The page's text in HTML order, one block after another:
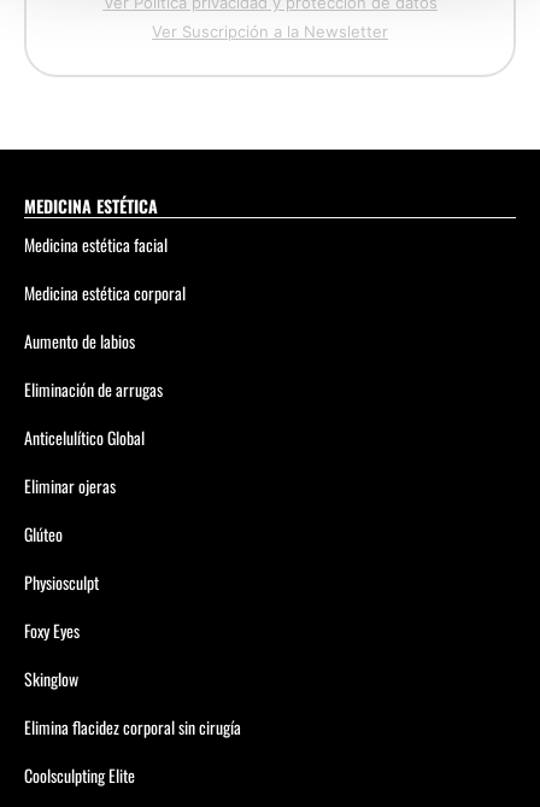
Ver Suscripción a la Newsletter
MEDICINA ESTÉTICA
Medicina estética facial
Medicina estética corporal
Aumento de labios
Eliminación de arrugas
Anticelulítico Global
Eliminar ojeras
Glúteo
Physiosculpt
Foxy Eyes
Skinglow
Elimina flacidez corporal sin cirugía
Coolsculpting Elite